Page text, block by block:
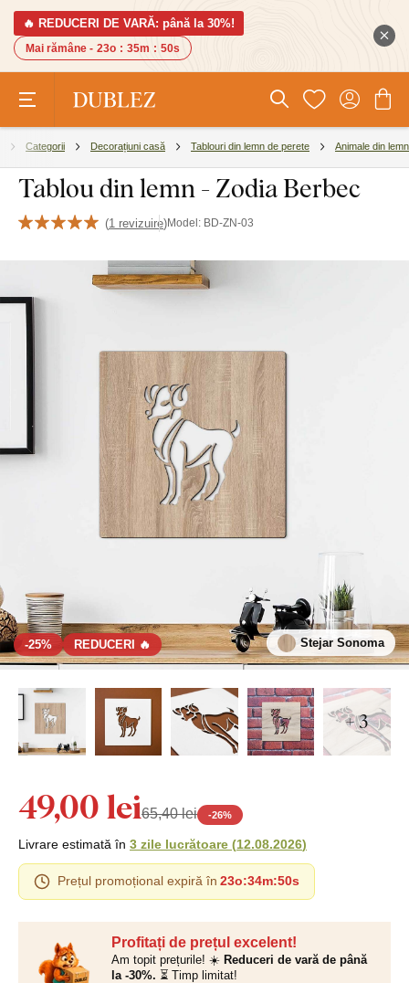
🔥 REDUCERI DE VARĂ: până la 30%!
Mai rămâne - 23o : 35m : 50s
Categorii Decorațiuni casă Tablouri din lemn de perete Animale din lemn
Tablou din lemn - Zodia Berbec
(1 revizuire)Model: BD-ZN-03
-25% REDUCERI 🔥 Stejar Sonoma
+ 3
Profitați de prețul excelent!
Am topit prețurile! ☀️ Reduceri de vară de până
la -30%. ⏳ Timp limitat!
49,00 lei65,40 lei -26%
Livrare estimată în 3 zile lucrătoare (12.08.2026)
Prețul promoțional expiră în 23o:34m:49s